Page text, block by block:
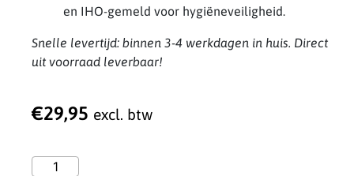
en IHO-gemeld voor hygiëneveiligheid.
Snelle levertijd: binnen 3-4 werkdagen in huis. Direct
uit voorraad leverbaar!
€29,95 excl. btw